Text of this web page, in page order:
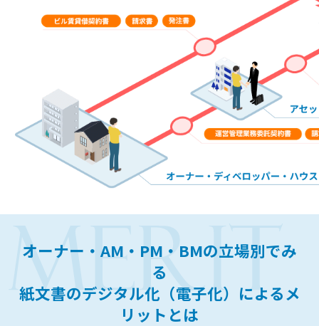
オーナー・AM・PM・BMの立場別でみ
る
紙文書のデジタル化（電子化）によるメ
リットとは